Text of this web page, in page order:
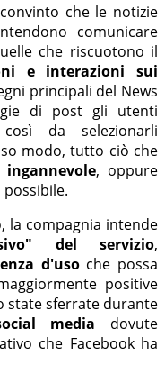
che le notizie
comunicare
che riscuotono il
e interazioni sui
principali del News
di post gli utenti
da selezionarli
modo, tutto ciò che
, oppure
la compagnia intende
del servizio,
d'usoche possa
positive
state sferrate durante
media dovute
che Facebook ha